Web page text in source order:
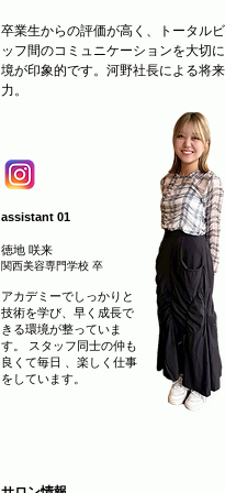
卒業生からの評価が高く、トータル
ッフ間のコミュニケーションを大切
境が印象的です。河野社長による将
力。
assistant 01
徳地 咲来
関西美容専門学校 卒
アカデミーでしっかりと
技術を学び、早く成長で
きる環境が整っていま
す。 スタッフ同士の仲も
良くて毎日 、楽しく仕事
をしています。